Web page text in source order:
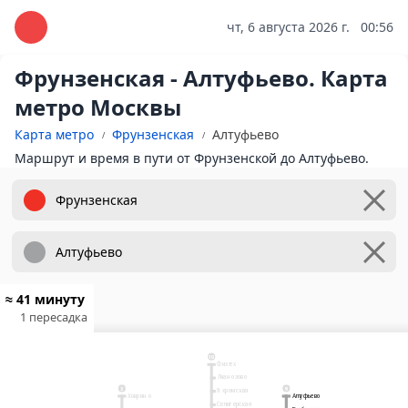
чт, 6 августа 2026 г. 00:56
Фрунзенская - Алтуфьево. Карта
метро Москвы
Карта метро Фрунзенская
Алтуфьево
Маршрут и время в пути от Фрунзенской до Алтуфьево.
≈ 41 минуту
1 пересадка
2 9
10
Алтуфьево
Ховрино
Селигерская
Физтех
Лианозово
Яхромская
Алтуфьево